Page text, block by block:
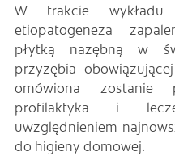
W trakcie wykładu
etiopatogeneza
płytką nazębną w
przyzębia
omówiona zostanie
profilaktyka i
uwzględnieniem
do higieny domowej.